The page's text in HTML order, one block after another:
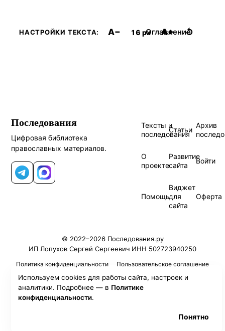
НАСТРОЙКИ ТЕКСТА: A− 16 px A+ ↺
Оглавление
Последования
Цифровая библиотека
православных материалов.
Telegram
MAX
Тексты и
последования
Статьи
Архив
О
проекте
Развитие
сайта
Войти
Помощь
Виджет
для
сайта
Оферта
© 2022–2026 Последования.ру
ИП Лопухов Сергей Сергеевич ИНН 502723940250
Политика конфиденциальности Пользовательское соглашение
Используем cookies для работы сайта, настроек и
аналитики. Подробнее — в Политике
конфиденциальности.
Понятно